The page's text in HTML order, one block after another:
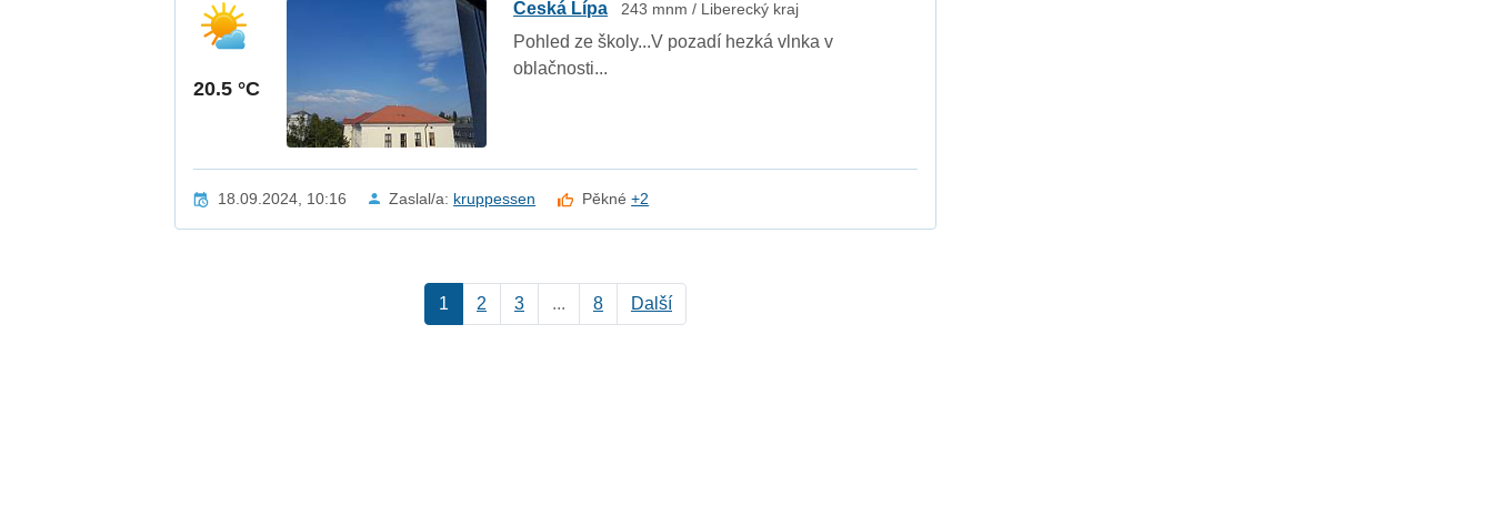
20.5 °C
Česká Lípa 243 mnm / Liberecký kraj
Pohled ze školy...V pozadí hezká vlnka v
oblačnosti...
18.09.2024, 10:16 Zaslal/a: kruppessen Pěkné+2
1 2 3 ... 8 Další